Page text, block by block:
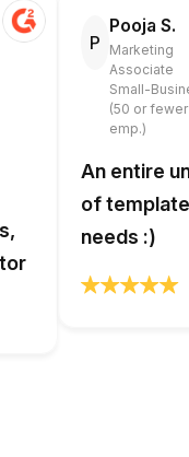
P
Pooja S.
Marketing
Associate
Small-
(50 or fewer
emp.)
An entire
of
needs :)